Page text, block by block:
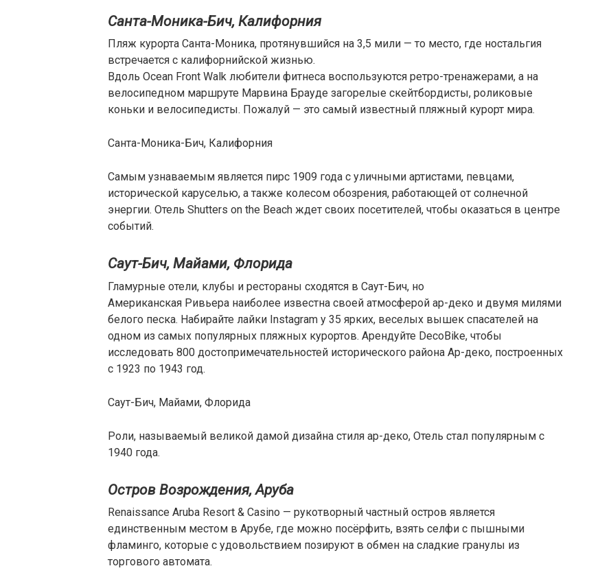
Санта-Моника-Бич, Калифорния
Пляж курорта Санта-Моника, протянувшийся на 3,5 мили — то место, где ностальгия
встречается с калифорнийской жизнью.
Вдоль Ocean Front Walk любители фитнеса воспользуются ретро-тренажерами, а на
велосипедном маршруте Марвина Брауде загорелые скейтбордисты, роликовые
коньки и велосипедисты. Пожалуй — это самый известный пляжный курорт мира.
Санта-Моника-Бич, Калифорния
Самым узнаваемым является пирс 1909 года с уличными артистами, певцами,
исторической каруселью, а также колесом обозрения, работающей от солнечной
энергии. Отель Shutters on the Beach ждет своих посетителей, чтобы оказаться в центре
событий.
Саут-Бич, Майами, Флорида
Гламурные отели, клубы и рестораны сходятся в Саут-Бич, но
Американская Ривьера наиболее известна своей атмосферой ар-деко и двумя милями
белого песка. Набирайте лайки Instagram у 35 ярких, веселых вышек спасателей на
одном из самых популярных пляжных курортов. Арендуйте DecoBike, чтобы
исследовать 800 достопримечательностей исторического района Ар-деко, построенных
с 1923 по 1943 год.
Саут-Бич, Майами, Флорида
Роли, называемый великой дамой дизайна стиля ар-деко, Отель стал популярным с
1940 года.
Остров Возрождения, Аруба
Renaissance Aruba Resort & Casino — рукотворный частный остров является
единственным местом в Арубе, где можно посёрфить, взять селфи с пышными
фламинго, которые с удовольствием позируют в обмен на сладкие гранулы из
торгового автомата.